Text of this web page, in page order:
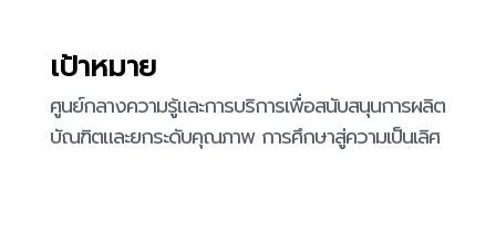
เป้าหมาย
ศูนย์กลางความรู้และการบริการเพื่อสนับสนุนการผลิต
บัณฑิตและยกระดับคุณภาพ การศึกษาสู่ความเป็นเลิศ